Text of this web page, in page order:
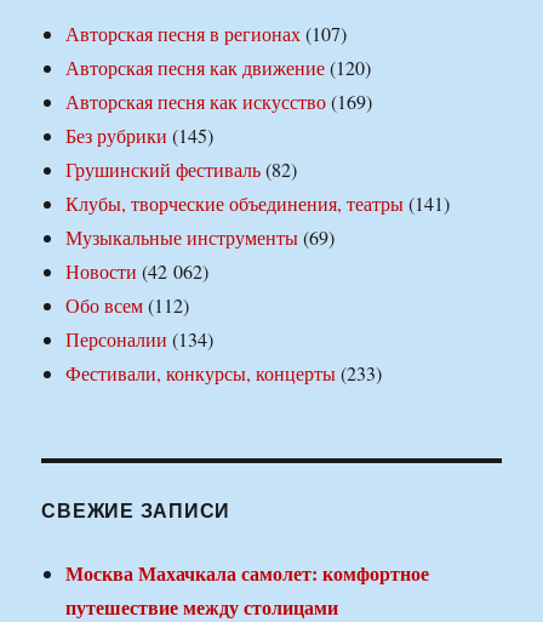
Авторская песня в регионах(107)
Авторская песня как движение(120)
Авторская песня как искусство(169)
Без рубрики (145)
Грушинский фестиваль(82)
Клубы, творческие объединения, театры(141)
Музыкальные инструменты(69)
Новости (42 062)
Обо всем(112)
Персоналии (134)
Фестивали, конкурсы, концерты(233)
СВЕЖИЕ ЗАПИСИ
Москва Махачкала самолет: комфортное
путешествие между столицами